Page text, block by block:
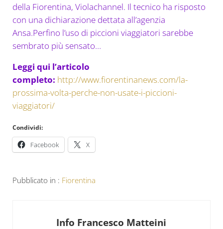
della Fiorentina, Violachannel. Il tecnico ha risposto
con una dichiarazione dettata all’agenzia
Ansa.Perfino l’uso di piccioni viaggiatori sarebbe
sembrato più sensato…
Leggi qui l’articolo
completo: http://www.fiorentinanews.com/la-
prossima-volta-perche-non-usate-i-piccioni-
viaggiatori/
Condividi:
Facebook X
Pubblicato in : Fiorentina
Info Francesco Matteini